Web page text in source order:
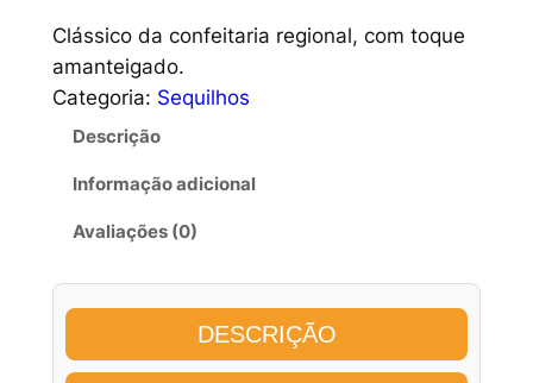
Clássico da confeitaria regional, com toque
amanteigado.
Categoria: Sequilhos
Descrição
Informação adicional
Avaliações (0)
DESCRIÇÃO